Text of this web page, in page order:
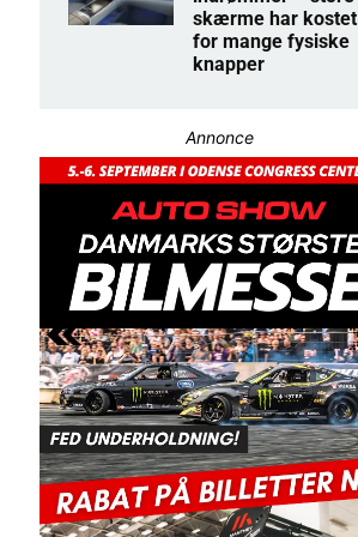
skærme har kostet
for mange fysiske
knapper
Annonce